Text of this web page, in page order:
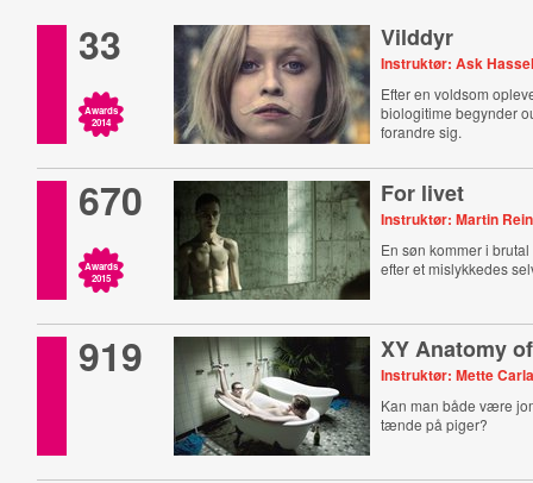
33
Awards
2014
Vilddyr
Instruktør: Ask
Efter en voldsom
biologitime begynder
forandre sig.
670
Awards
2015
For livet
Instruktør: Martin
En søn kommer i
efter et mislykkedes
919 XY Anatomy
Instruktør: Mette
Kan man både være
tænde på piger?